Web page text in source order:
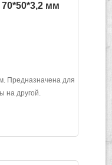
мм
Предназначена для
на другой.